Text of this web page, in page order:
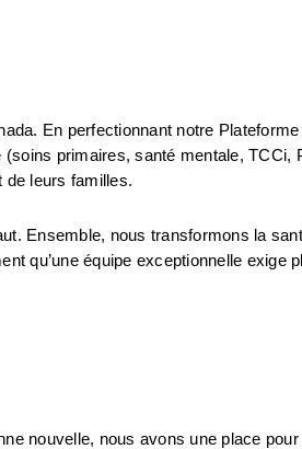
En perfectionnant notre
primaires, santé mentale, TCCi,
de leurs familles.
Ensemble, nous transformons la
qu’une équipe exceptionnelle exige
nouvelle, nous avons une place pour